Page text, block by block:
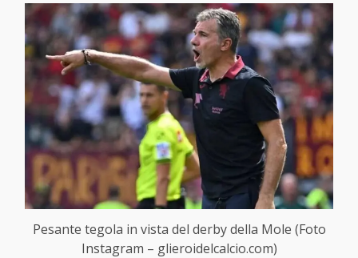
Pesante tegola in vista del derby della Mole (Foto
Instagram – glieroidelcalcio.com)